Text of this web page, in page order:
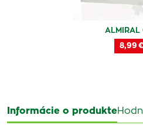
ALMIRAL
8,99 €
Informácie o produkte